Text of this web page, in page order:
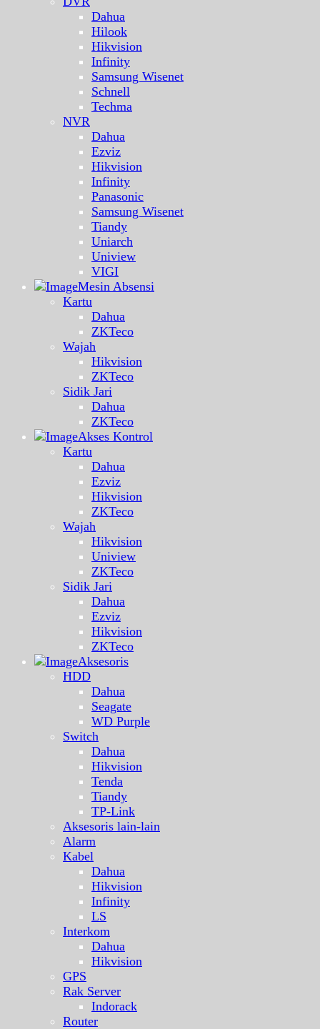
Dahua
Hilook
Hikvision
Infinity
Samsung Wisenet
Schnell
Techma
NVR
Dahua
Ezviz
Hikvision
Infinity
Panasonic
Samsung Wisenet
Tiandy
Uniarch
Uniview
VIGI
Mesin Absensi
Kartu
Dahua
ZKTeco
Wajah
Hikvision
ZKTeco
Sidik Jari
Dahua
ZKTeco
Akses Kontrol
Kartu
Dahua
Ezviz
Hikvision
ZKTeco
Wajah
Hikvision
Uniview
ZKTeco
Sidik Jari
Dahua
Ezviz
Hikvision
ZKTeco
Aksesoris
HDD
Dahua
Seagate
WD Purple
Switch
Dahua
Hikvision
Tenda
Tiandy
TP-Link
Aksesoris lain-lain
Alarm
Kabel
Dahua
Hikvision
Infinity
LS
Interkom
Dahua
Hikvision
GPS
Rak Server
Indorack
Router